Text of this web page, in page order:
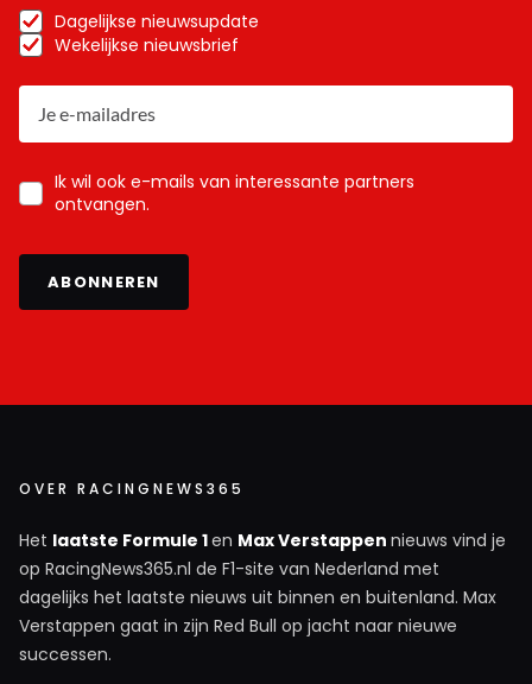
Dagelijkse nieuwsupdate
Wekelijkse nieuwsbrief
Ik wil ook e-mails van interessante partners
ontvangen.
ABONNEREN
OVER RACINGNEWS365
Het laatste Formule 1en Max Verstappen nieuws vind je
op RacingNews365.nl de F1-site van Nederland met
dagelijks het laatste nieuws uit binnen en buitenland. Max
Verstappen gaat in zijn Red Bull op jacht naar nieuwe
successen.